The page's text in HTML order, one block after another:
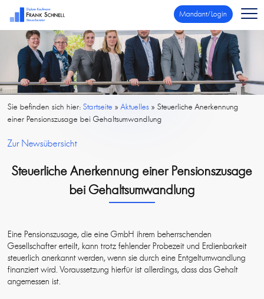
Mandant/Login
Sie befinden sich hier:Startseite »Aktuelles »Steuerliche Anerkennung
einer Pensionszusage bei Gehaltsumwandlung
Zur Newsübersicht
Steuerliche Anerkennung einer Pensionszusage
bei Gehaltsumwandlung
Eine Pensionszusage, die eine GmbH ihrem beherrschenden
Gesellschafter erteilt, kann trotz fehlender Probezeit und Erdienbarkeit
steuerlich anerkannt werden, wenn sie durch eine Entgeltumwandlung
finanziert wird. Voraussetzung hierfür ist allerdings, dass das Gehalt
angemessen ist.